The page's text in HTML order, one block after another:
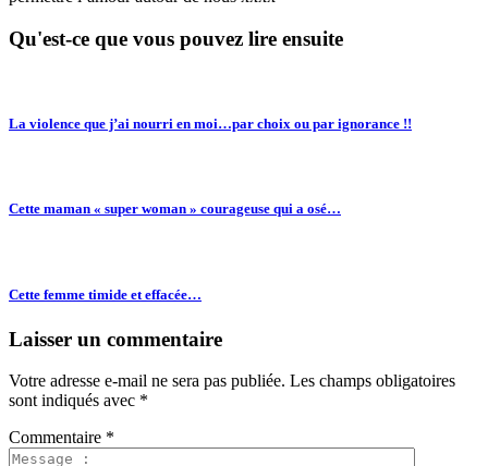
Qu'est-ce que vous pouvez lire ensuite
La violence que j’ai nourri en moi…par choix ou par ignorance !!
Cette maman « super woman » courageuse qui a osé…
Cette femme timide et effacée…
Laisser un commentaire
Votre adresse e-mail ne sera pas publiée. Les champs obligatoires
sont indiqués avec *
Commentaire *